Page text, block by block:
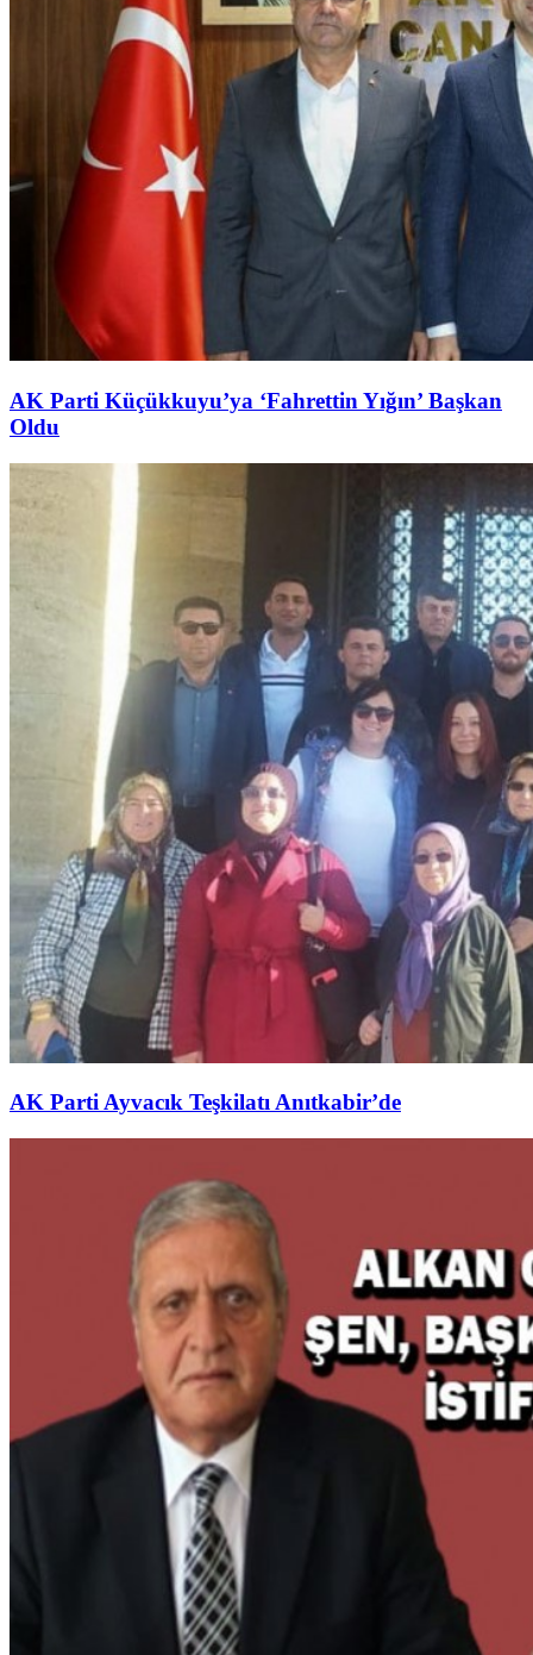
AK Parti Küçükkuyu’ya ‘Fahrettin Yığın’ Başkan
Oldu
AK Parti Ayvacık Teşkilatı Anıtkabir’de